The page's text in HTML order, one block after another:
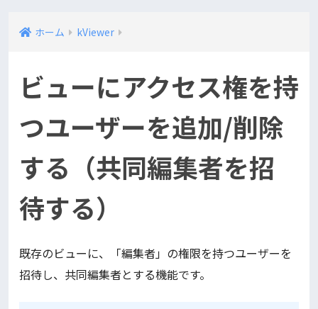
ホーム kViewer
ビューにアクセス権を持
つユーザーを追加/削除
する（共同編集者を招
待する）
既存のビューに、「編集者」の権限を持つユーザーを
招待し、共同編集者とする機能です。